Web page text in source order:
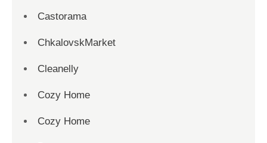
Castorama
ChkalovskMarket
Cleanelly
Cozy Home
Cozy Home